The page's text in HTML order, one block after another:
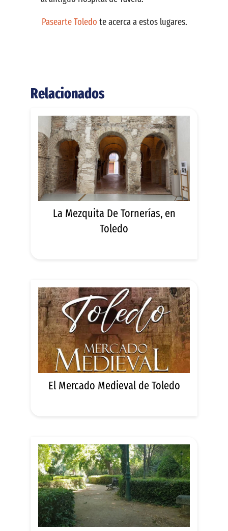
Pasearte Toledo te acerca a estos lugares.
Relacionados
La Mezquita De Tornerías, en
Toledo
El Mercado Medieval de Toledo